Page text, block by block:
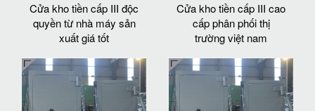
Cửa kho tiền cấp III độc
quyền từ nhà máy sản
xuất giá tốt
Cửa kho tiền cấp III cao
cấp phân phối thị
trường việt nam